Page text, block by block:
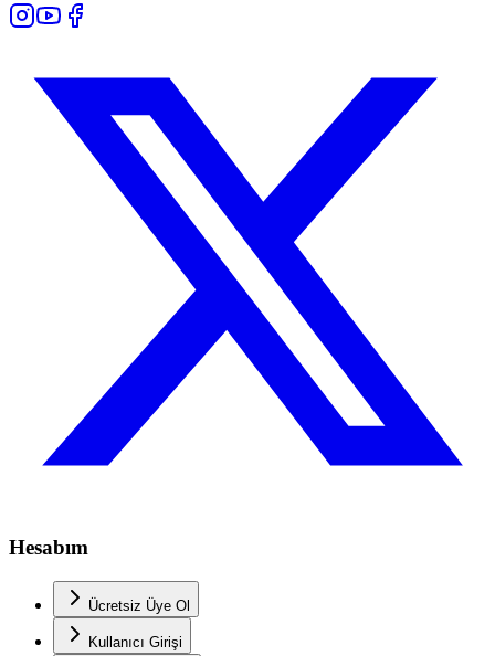
Hesabım
Ücretsiz Üye Ol
Kullanıcı Girişi